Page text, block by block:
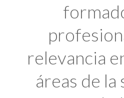
relevancia
áreas de la